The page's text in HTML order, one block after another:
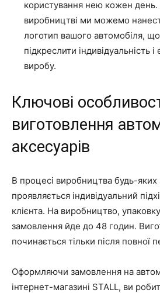
користування нею кожен день.
виробництві ми можемо
логотип вашого автомобіля,
підкреслити індивідуальність
виробу.
Ключові
виготовлення
аксесуарів
В процесі виробництва будь-яких
проявляється індивідуальний
клієнта. На виробництво, упаковку
замовлення йде до 48 годин.
починається тільки після повної
Оформляючи замовлення на
інтернет-магазині STALL, ви